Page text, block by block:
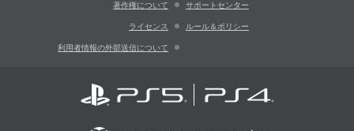
著作権について サポートセンター
ライセンス ルール＆ポリシー
利用者情報の外部送信について